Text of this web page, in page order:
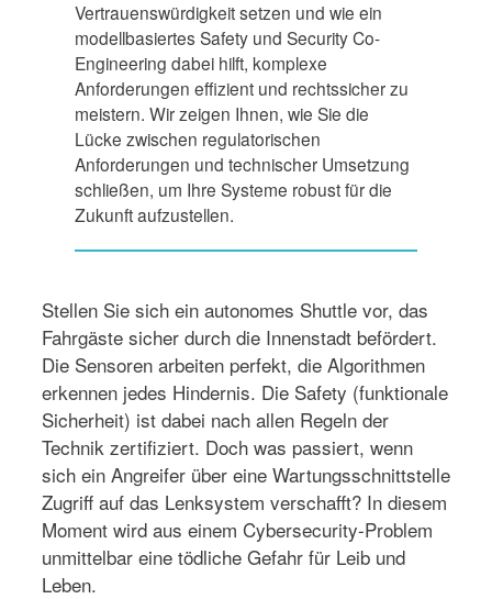
Vertrauenswürdigkeit setzen und wie ein
modellbasiertes Safety und Security Co-
Engineering dabei hilft, komplexe
Anforderungen effizient und rechtssicher zu
meistern. Wir zeigen Ihnen, wie Sie die
Lücke zwischen regulatorischen
Anforderungen und technischer Umsetzung
schließen, um Ihre Systeme robust für die
Zukunft aufzustellen.
Stellen Sie sich ein autonomes Shuttle vor, das
Fahrgäste sicher durch die Innenstadt befördert.
Die Sensoren arbeiten perfekt, die Algorithmen
erkennen jedes Hindernis. Die Safety (funktionale
Sicherheit) ist dabei nach allen Regeln der
Technik zertifiziert. Doch was passiert, wenn
sich ein Angreifer über eine Wartungsschnittstelle
Zugriff auf das Lenksystem verschafft? In diesem
Moment wird aus einem Cybersecurity-Problem
unmittelbar eine tödliche Gefahr für Leib und
Leben.